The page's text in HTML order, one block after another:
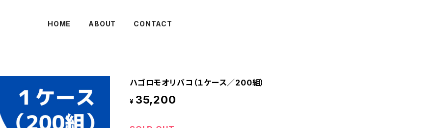
HOME ABOUT CONTACT
ハゴロモオリバコ（１ケース／200組）
¥ 35,200